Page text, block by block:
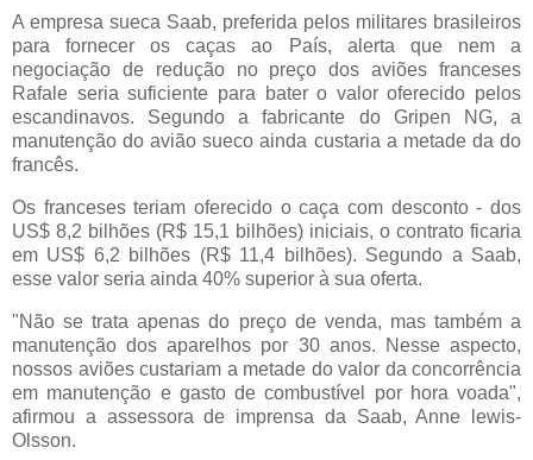
A empresa sueca Saab, preferida pelos militares brasileiros
para fornecer os caças ao País, alerta que nem a
negociação de redução no preço dos aviões franceses
Rafale seria suficiente para bater o valor oferecido pelos
escandinavos. Segundo a fabricante do Gripen NG, a
manutenção do avião sueco ainda custaria a metade da do
francês.
Os franceses teriam oferecido o caça com desconto - dos
US$ 8,2 bilhões (R$ 15,1 bilhões) iniciais, o contrato ficaria
em US$ 6,2 bilhões (R$ 11,4 bilhões). Segundo a Saab,
esse valor seria ainda 40% superior à sua oferta.
"Não se trata apenas do preço de venda, mas também a
manutenção dos aparelhos por 30 anos. Nesse aspecto,
nossos aviões custariam a metade do valor da concorrência
em manutenção e gasto de combustível por hora voada",
afirmou a assessora de imprensa da Saab, Anne lewis-
Olsson.